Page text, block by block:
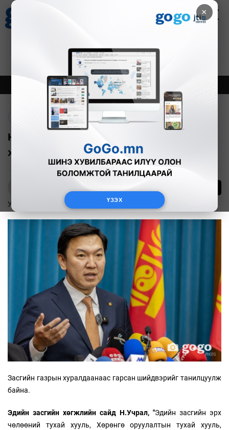
×
ҮЗЭХ
Зурхай
8.09
Онцлох Шинэ
Н.Учрал: Эдийн засгийн эрх чөлөөг
хязгаарласан 110 хуулийг өөрчилнө
Улс төр 2025-11-12
Засгийн газрын хуралдаанаас гарсан шийдвэрийг танилцуулж
байна.
Эдийн засгийн хөгжлийн сайд Н.Учрал, "Эдийн засгийн эрх
чөлөөний тухай хууль, Хөрөнгө оруулалтын тухай хууль,